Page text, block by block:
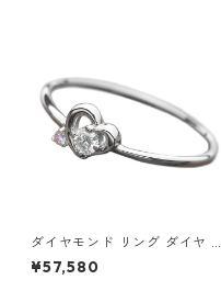
ダイヤモンド リング ダイヤ ア
イスブルーダイヤ 合計0.06ct
10.5号 プラチナ Pt950 ハート
¥57,580